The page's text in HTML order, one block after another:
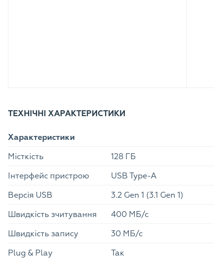
ТЕХНІЧНІ ХАРАКТЕРИСТИКИ
Характеристики
Місткість
128 ГБ
Інтерфейс пристрою
USB Type-A
Версія USB
3.2 Gen 1 (3.1 Gen 1)
Швидкість зчитування
400 МБ/с
Швидкість запису
30 МБ/с
Plug & Play
Так